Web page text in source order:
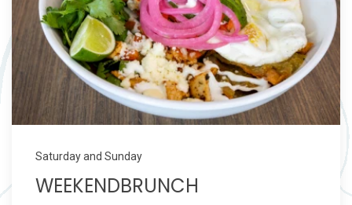
Saturday and Sunday
WEEKENDBRUNCH